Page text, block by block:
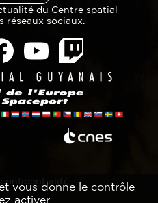
vous donne le contrôle
activer
du Centre spatial
réseaux sociaux.